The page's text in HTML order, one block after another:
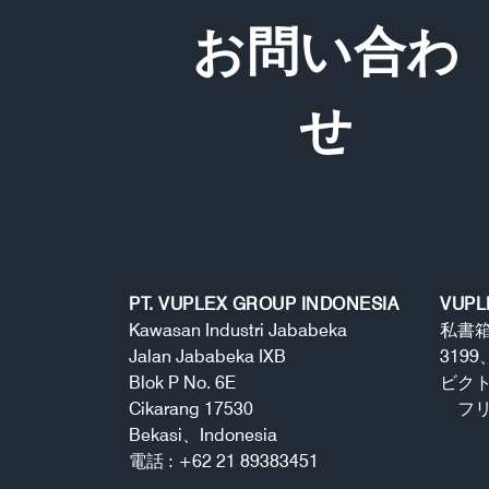
お問い合わ
せ
PT. VUPLEX GROUP INDONESIA
Kawasan Industri Jababeka
Jalan Jababeka IXB
Blok P No. 6E
Cikarang 17530
Bekasi、Indonesia
電話 : +62 21 89383451
私書
3199
ビク
フ